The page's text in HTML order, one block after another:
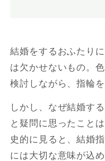
結婚をするおふたり
は欠かせないもの。
検討しながら、指輪
しかし、なぜ結婚す
と疑問に思ったこと
史的に見ると、結婚
には大切な意味が込